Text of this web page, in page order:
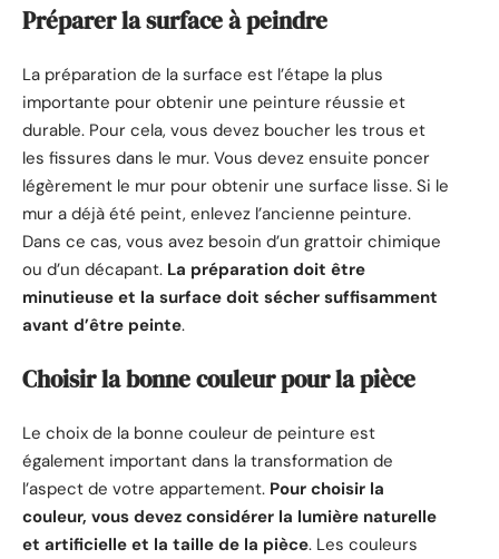
Préparer la surface à peindre
La préparation de la surface est l’étape la plus
importante pour obtenir une peinture réussie et
durable. Pour cela, vous devez boucher les trous et
les fissures dans le mur. Vous devez ensuite poncer
légèrement le mur pour obtenir une surface lisse. Si le
mur a déjà été peint, enlevez l’ancienne peinture.
Dans ce cas, vous avez besoin d’un grattoir chimique
ou d’un décapant. La préparation doit être
minutieuse et la surface doit sécher suffisamment
avant d’être peinte.
Choisir la bonne couleur pour la pièce
Le choix de la bonne couleur de peinture est
également important dans la transformation de
l’aspect de votre appartement. Pour choisir la
couleur, vous devez considérer la lumière naturelle
et artificielle et la taille de la pièce. Les couleurs